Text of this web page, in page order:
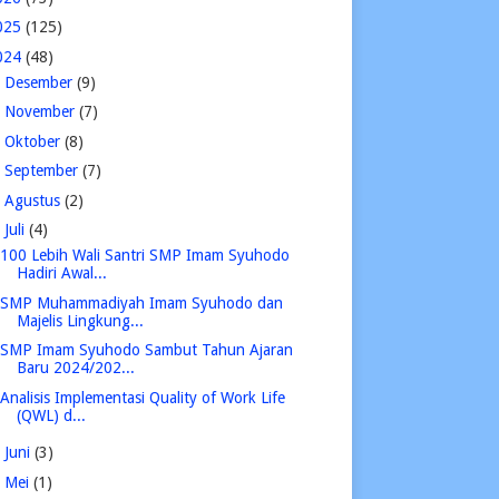
(125)
(48)
Desember (9)
November (7)
Oktober (8)
September (7)
Agustus (2)
Juli (4)
100 Lebih Wali Santri SMP Imam Syuhodo
Hadiri Awal...
SMP Muhammadiyah Imam Syuhodo dan
Majelis Lingkung...
SMP Imam Syuhodo Sambut Tahun Ajaran
Baru 2024/202...
Analisis Implementasi Quality of Work Life
(QWL) d...
Juni (3)
Mei (1)